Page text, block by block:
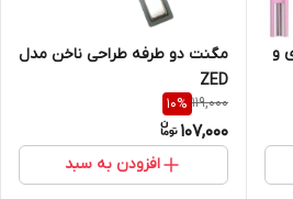
و
مگنت دو طرفه طراحی ناخن مدل
ZED
119,000
10%
107,000
افزودن به سبد